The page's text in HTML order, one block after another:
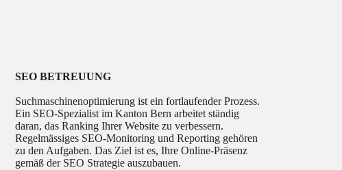
SEO BETREUUNG
Suchmaschinenoptimierung ist ein fortlaufender Prozess.
Ein SEO-Spezialist im Kanton Bern arbeitet ständig
daran, das Ranking Ihrer Website zu verbessern.
Regelmässiges SEO-Monitoring und Reporting gehören
zu den Aufgaben. Das Ziel ist es, Ihre Online-Präsenz
gemäß der SEO Strategie auszubauen.